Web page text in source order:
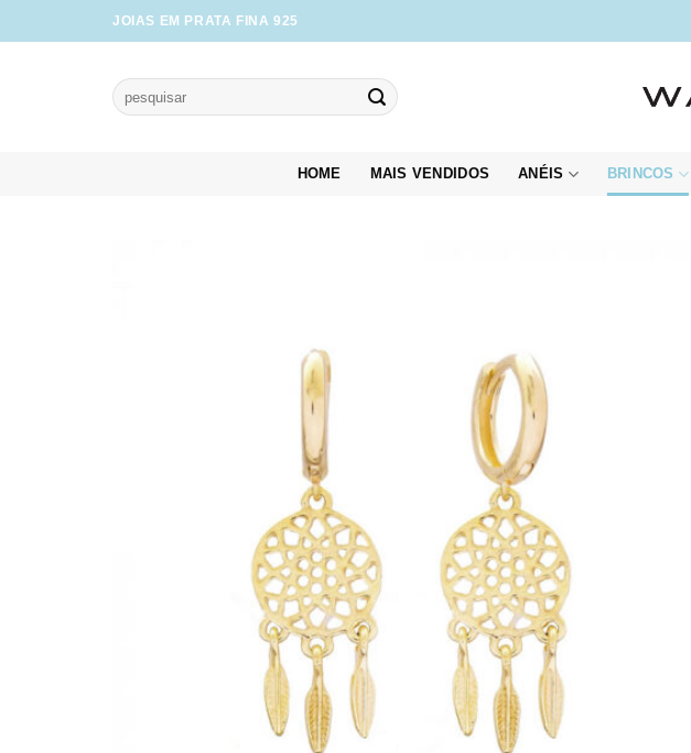
to
JOIAS EM PRATA FINA 925
Pesquisar
por:
HOME MAIS VENDIDOS ANÉIS BRINCOS